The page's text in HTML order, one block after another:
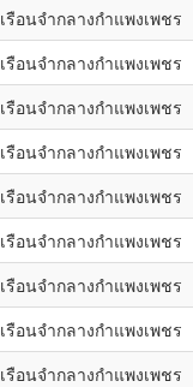
เรือนจำกลางกำแพงเพชร
เรือนจำกลางกำแพงเพชร
เรือนจำกลางกำแพงเพชร
เรือนจำกลางกำแพงเพชร
เรือนจำกลางกำแพงเพชร
เรือนจำกลางกำแพงเพชร
เรือนจำกลางกำแพงเพชร
เรือนจำกลางกำแพงเพชร
เรือนจำกลางกำแพงเพชร